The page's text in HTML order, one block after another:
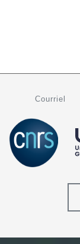
Courriel